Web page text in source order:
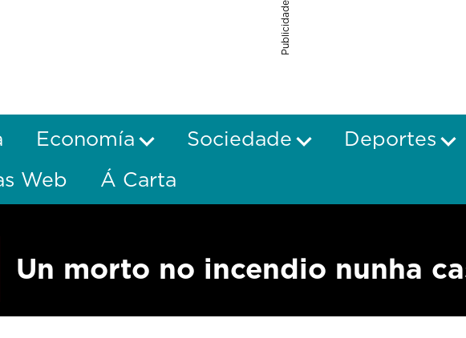
Publicidade
Economía Sociedade
Deportes
Web
Á Carta
Un morto no incendio nunha